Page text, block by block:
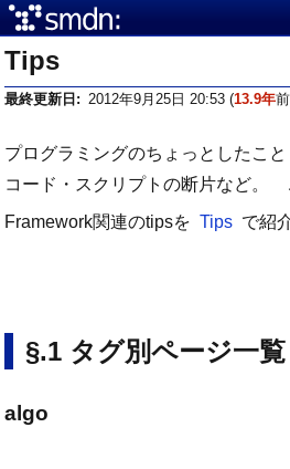
Tips
最終更新日 2012年9月25日 20:53 (13.9年
プログラミングのちょっとしたこ
コード・スクリプトの断片など。
Framework関連のtipsを Tips で紹
タグ別ページ一覧
algo